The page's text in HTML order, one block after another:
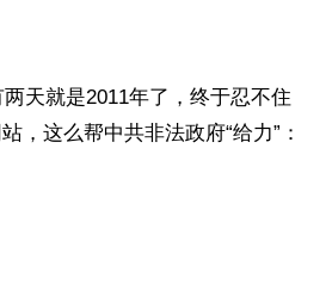
天就是2011年了，终于忍不住